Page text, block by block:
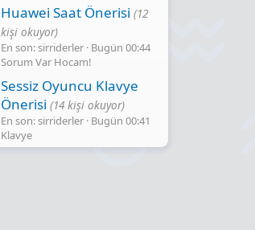
Huawei Saat Önerisi (12
kişi okuyor)
En son: sirriderler Bugün 00:44
Sorum Var Hocam!
Sessiz Oyuncu Klavye
Önerisi (14 kişi okuyor)
En son: sirriderler Bugün 00:41
Klavye